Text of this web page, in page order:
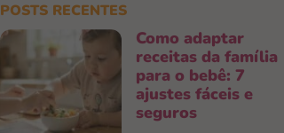
POSTS RECENTES
Como adaptar
receitas da família
para o bebê: 7
ajustes fáceis e
seguros